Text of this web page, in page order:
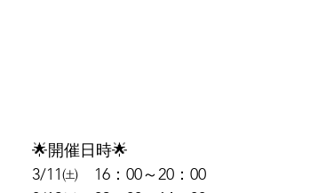
🌟開催日時🌟
3/11㈯　16：00～20：00